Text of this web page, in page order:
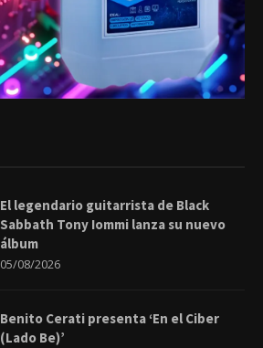
El legendario guitarrista de Black
Sabbath Tony Iommi lanza su nuevo
álbum
05/08/2026
Benito Cerati presenta ‘En el Ciber
(Lado Be)’